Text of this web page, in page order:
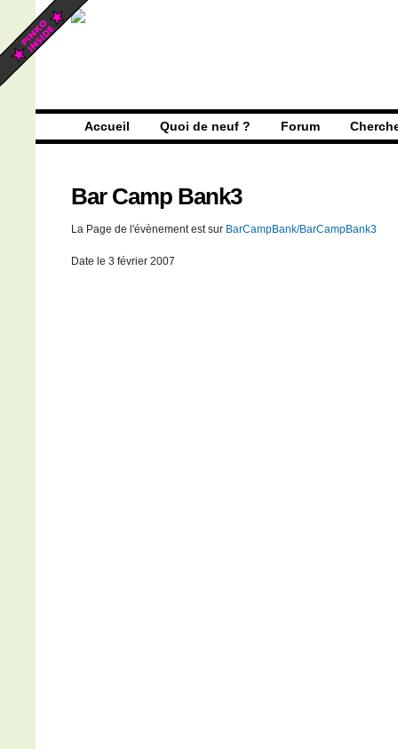
Accueil Quoi de neuf ? Forum
Bar Camp Bank3
La Page de l'évènement est sur BarCampBank/BarCampBank3
Date le 3 février 2007